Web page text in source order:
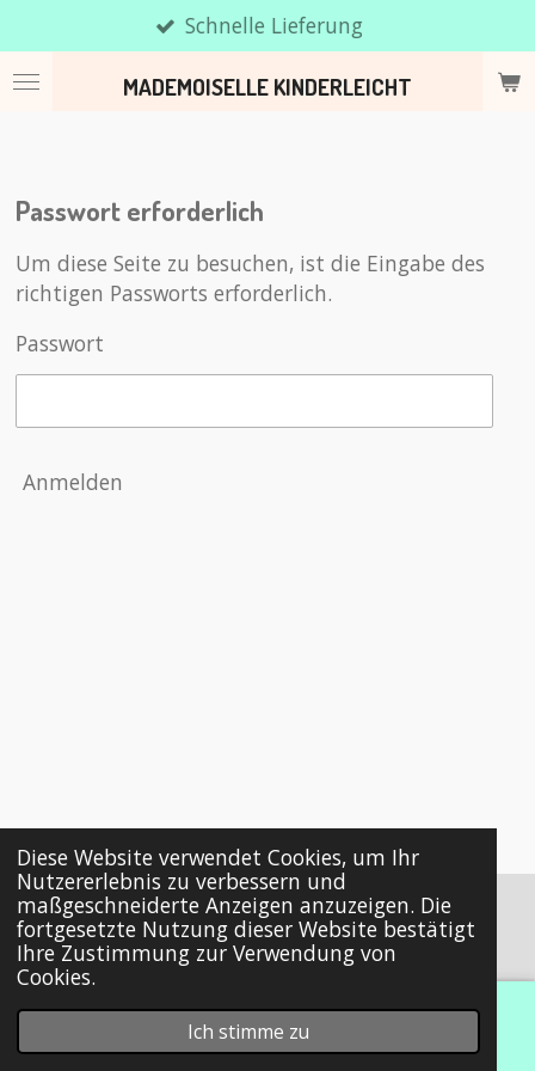
Diese Website verwendet Cookies, um Ihr
Nutzererlebnis zu verbessern und
maßgeschneiderte Anzeigen anzuzeigen. Die
fortgesetzte Nutzung dieser Website bestätigt
Ihre Zustimmung zur Verwendung von
Cookies.
Ich stimme zu
Hauptinhalt
springen
MADEMOISELLE KINDERLEICHT
Schnelle Lieferung
Passwort erforderlich
Um diese Seite zu besuchen, ist die Eingabe des
richtigen Passworts erforderlich.
Passwort
Anmelden
© 2024 - 2026 Mademoiselle Kinderleicht